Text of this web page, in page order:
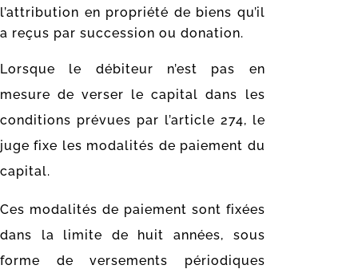
l’attribution en propriété de biens qu’il
a reçus par succession ou donation.
Lorsque le débiteur n’est pas en
mesure de verser le capital dans les
conditions prévues par l’article 274, le
juge fixe les modalités de paiement du
capital.
Ces modalités de paiement sont fixées
dans la limite de huit années, sous
forme de versements périodiques